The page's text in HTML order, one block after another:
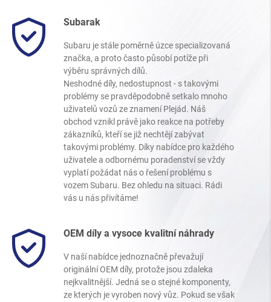
Subarak
Subaru je stále poměrně úzce specializovaná
značka, a proto často působí potíže při
výběru správných dílů.
Neshodné díly, nedostupnost - s takovými
problémy se pravděpodobně setkalo mnoho
uživatelů vozů ze znamení Plejád. Náš
obchod vznikl právě jako reakce na potřeby
zákazníků, kteří se již nechtějí zabývat
takovými problémy. Díky nabídce pro každého
uživatele a odbornému poradenství se vždy
vyplatí požádat nás o řešení problému s
vozem Subaru. Bez ohledu na situaci. Rádi
vás u nás přivítáme!
OEM díly a vysoce kvalitní náhrady
V naší nabídce jednoznačně převažují
originální OEM díly, protože jsou zdaleka
nejkvalitnější. Jedná se o stejné komponenty,
ze kterých je vyroben nový vůz. Pokud se však